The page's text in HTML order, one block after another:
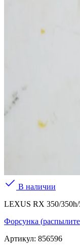
В наличии
LEXUS RX 350/350h/
Форсунка
Артикул: 856596